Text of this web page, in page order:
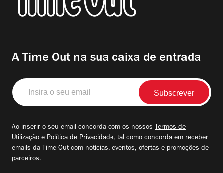
A Time Out na sua caixa de entrada
Insira
o
seu
Ao inserir o seu email concorda com os nossos Termos de
Utilização e Política de Privacidade, tal como concorda em receber
emails da Time Out com notícias, eventos, ofertas e promoções de
parceiros.